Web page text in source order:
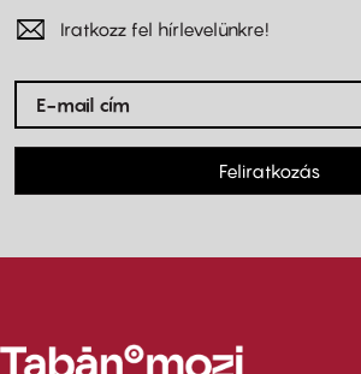
Iratkozz fel hírlevelünkre!
Feliratkozás